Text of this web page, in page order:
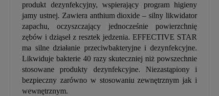
produkt dezynfekcyjny, wspierający program higieny
jamy ustnej. Zawiera anthium dioxide – silny likwidator
zapachu, oczyszczający jednocześnie powierzchnię
zębów i dziąseł z resztek jedzenia. EFFECTIVE STAR
ma silne działanie przeciwbakteryjne i dezynfekcyjne.
Likwiduje bakterie 40 razy skuteczniej niż powszechnie
stosowane produkty dezynfekcyjne. Niezastąpiony i
bezpieczny zarówno w stosowaniu zewnętrznym jak i
wewnętrznym.